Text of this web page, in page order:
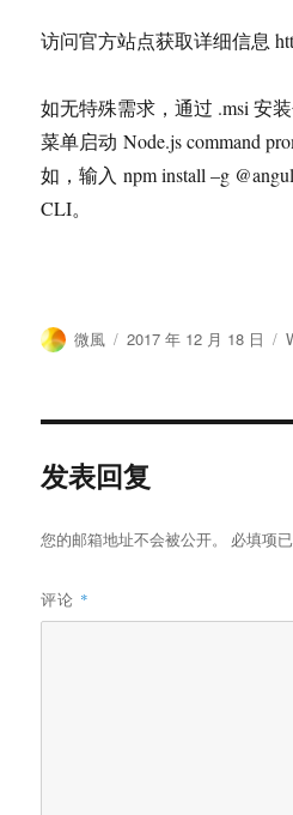
访问官方站点获取详细信息
如无特殊需求，通过 .msi 安
菜单启动 Node.js command
如，输入npm install–g
CLI。
作
微風
发
2017 年 12 月 18 日
发表回复
您的邮箱地址不会被公开。 必填项
评论 *